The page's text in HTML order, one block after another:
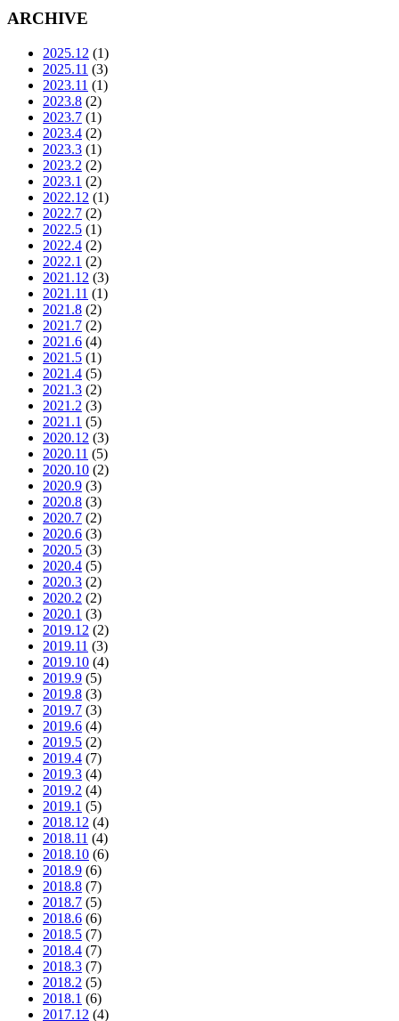
ARCHIVE
2025.12 (1)
2025.11 (3)
2023.11 (1)
2023.8 (2)
2023.7 (1)
2023.4 (2)
2023.3 (1)
2023.2 (2)
2023.1 (2)
2022.12 (1)
2022.7 (2)
2022.5 (1)
2022.4 (2)
2022.1 (2)
2021.12 (3)
2021.11 (1)
2021.8 (2)
2021.7 (2)
2021.6 (4)
2021.5 (1)
2021.4 (5)
2021.3 (2)
2021.2 (3)
2021.1 (5)
2020.12 (3)
2020.11 (5)
2020.10 (2)
2020.9 (3)
2020.8 (3)
2020.7 (2)
2020.6 (3)
2020.5 (3)
2020.4 (5)
2020.3 (2)
2020.2 (2)
2020.1 (3)
2019.12 (2)
2019.11 (3)
2019.10 (4)
2019.9 (5)
2019.8 (3)
2019.7 (3)
2019.6 (4)
2019.5 (2)
2019.4 (7)
2019.3 (4)
2019.2 (4)
2019.1 (5)
2018.12 (4)
2018.11 (4)
2018.10 (6)
2018.9 (6)
2018.8 (7)
2018.7 (5)
2018.6 (6)
2018.5 (7)
2018.4 (7)
2018.3 (7)
2018.2 (5)
2018.1 (6)
2017.12 (4)